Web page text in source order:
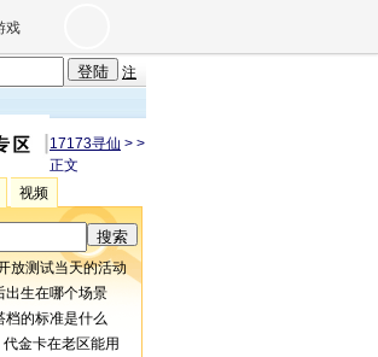
戏
界
注
17173寻仙 > >
正文
视频
放测试当天的活动
出生在哪个场景
档的标准是什么
代金卡在老区能用